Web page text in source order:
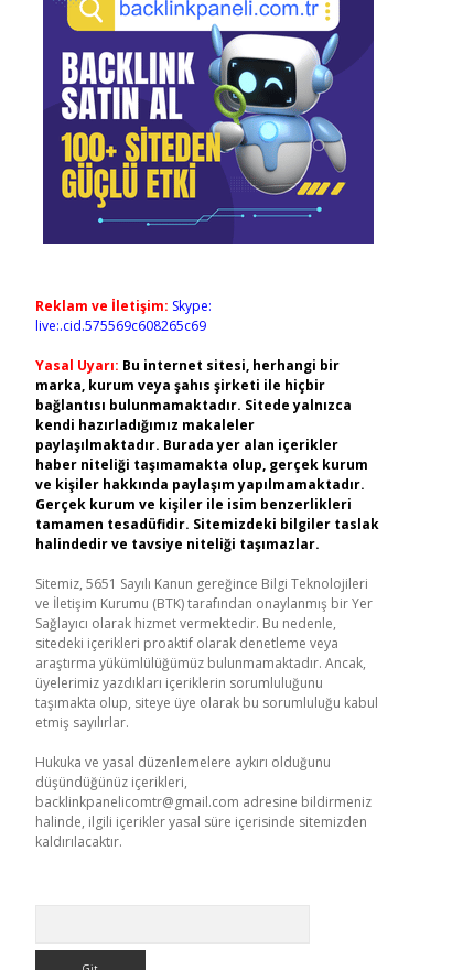
Reklam ve İletişim: Skype:
live:.cid.575569c608265c69
Yasal Uyarı: Bu internet sitesi, herhangi bir
marka, kurum veya şahıs şirketi ile hiçbir
bağlantısı bulunmamaktadır. Sitede yalnızca
kendi hazırladığımız makaleler
paylaşılmaktadır. Burada yer alan içerikler
haber niteliği taşımamakta olup, gerçek kurum
ve kişiler hakkında paylaşım yapılmamaktadır.
Gerçek kurum ve kişiler ile isim benzerlikleri
tamamen tesadüfidir. Sitemizdeki bilgiler taslak
halindedir ve tavsiye niteliği taşımazlar.
Sitemiz, 5651 Sayılı Kanun gereğince Bilgi Teknolojileri
ve İletişim Kurumu (BTK) tarafından onaylanmış bir Yer
Sağlayıcı olarak hizmet vermektedir. Bu nedenle,
sitedeki içerikleri proaktif olarak denetleme veya
araştırma yükümlülüğümüz bulunmamaktadır. Ancak,
üyelerimiz yazdıkları içeriklerin sorumluluğunu
taşımakta olup, siteye üye olarak bu sorumluluğu kabul
etmiş sayılırlar.
Hukuka ve yasal düzenlemelere aykırı olduğunu
düşündüğünüz içerikleri,
backlinkpanelicomtr@gmail.com adresine bildirmeniz
halinde, ilgili içerikler yasal süre içerisinde sitemizden
kaldırılacaktır.